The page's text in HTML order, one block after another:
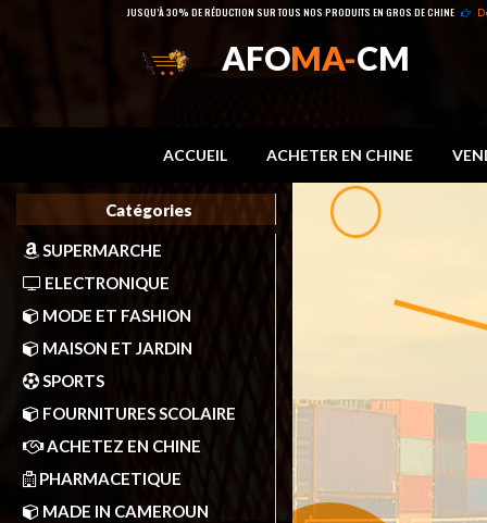
JUSQU’À 30% DE RÉDUCTION SUR TOUS NOS PRODUITS EN GROS DE CHINE
AFOMA-CM
ACCUEIL ACHETER EN CHINE
Catégories
SUPERMARCHE
ELECTRONIQUE
MODE ET FASHION
MAISON ET JARDIN
SPORTS
FOURNITURES SCOLAIRE
ACHETEZ EN CHINE
PHARMACETIQUE
MADE IN CAMEROUN